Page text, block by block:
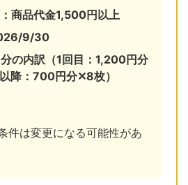
商品代金1,500円以上
9/30
の内訳（1回目：1,200円分
降：700円分✕8枚）
件は変更になる可能性があ